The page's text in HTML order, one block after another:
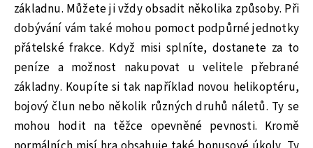
základnu. Můžete ji vždy obsadit několika způsoby. Při
dobývání vám také mohou pomoct podpůrné jednotky
přátelské frakce. Když misi splníte, dostanete za to
peníze a možnost nakupovat u velitele přebrané
základny. Koupíte si tak například novou helikoptéru,
bojový člun nebo několik různých druhů náletů. Ty se
mohou hodit na těžce opevněné pevnosti. Kromě